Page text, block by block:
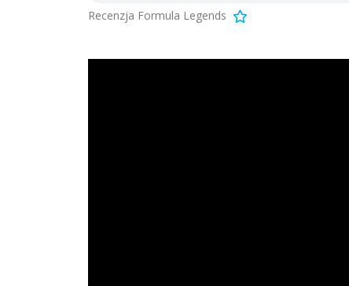
Recenzja Formula Legends